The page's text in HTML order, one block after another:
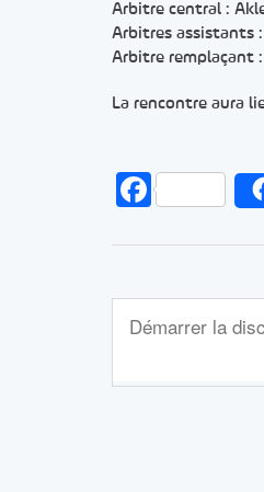
Arbitre central :
Arbitres assistants
Arbitre remplaçant
La rencontre aura